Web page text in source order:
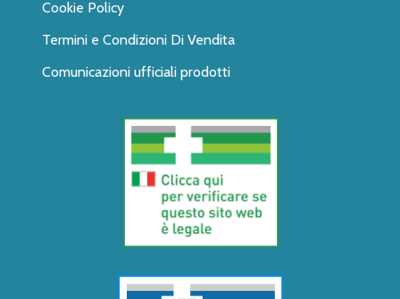
Cookie Policy
Termini e Condizioni Di Vendita
Comunicazioni ufficiali prodotti